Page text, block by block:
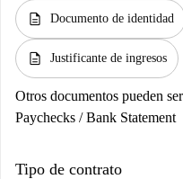
description Documento de identidad
description Justificante de ingresos
Otros documentos pueden
Paychecks / Bank Statement
Tipo de contrato